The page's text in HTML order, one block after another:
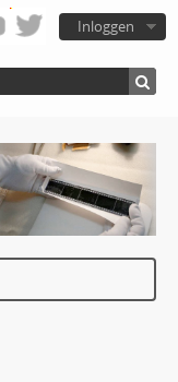
Inloggen